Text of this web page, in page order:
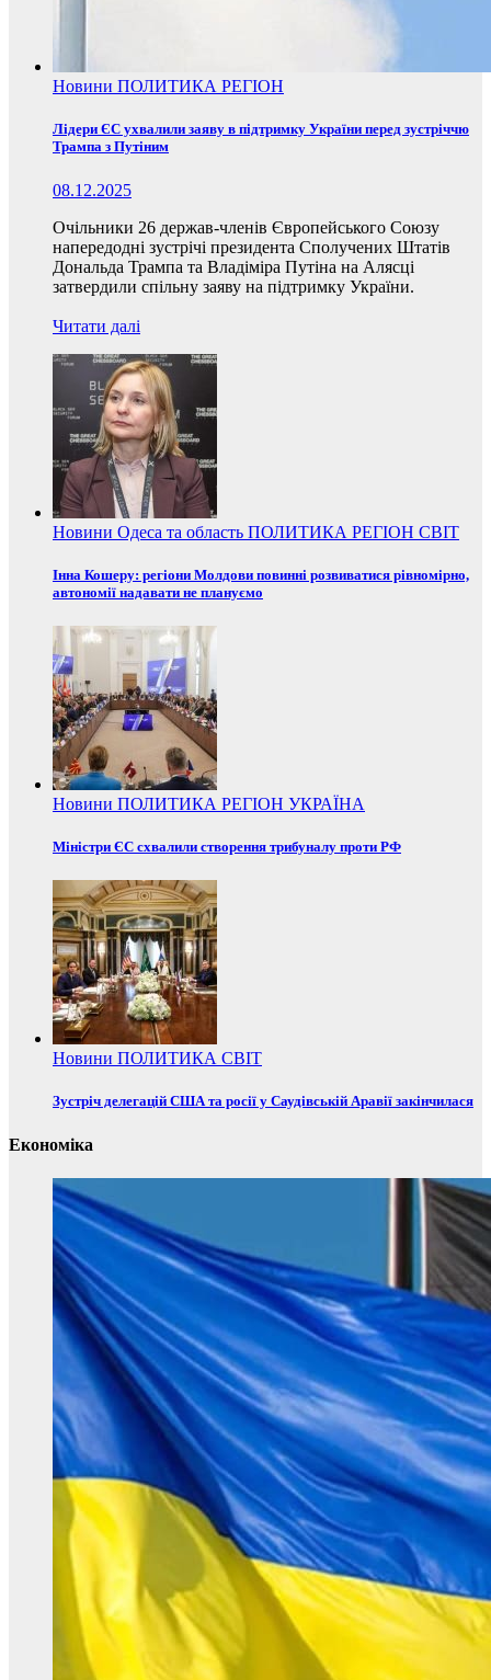
Новини ПОЛИТИКА РЕГІОН
Лідери ЄС ухвалили заяву в підтримку України перед зустріччю
Трампа з Путіним
08.12.2025
Очільники 26 держав-членів Європейського Союзу
напередодні зустрічі президента Сполучених Штатів
Дональда Трампа та Владіміра Путіна на Алясці
затвердили спільну заяву на підтримку України.
Читати далі
Новини Одеса та область ПОЛИТИКА РЕГІОН СВІТ
Інна Кошеру: регіони Молдови повинні розвиватися рівномірно,
автономії надавати не плануємо
Новини ПОЛИТИКА РЕГІОН УКРАЇНА
Міністри ЄС схвалили створення трибуналу проти РФ
Новини ПОЛИТИКА СВІТ
Зустріч делегацій США та росії у Саудівській Аравії закінчилася
Економіка